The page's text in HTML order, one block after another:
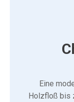
Eine
Holzfloß bis